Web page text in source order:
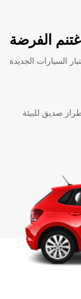
الفرضة
السيارات الجديدة
صديق للبيئة